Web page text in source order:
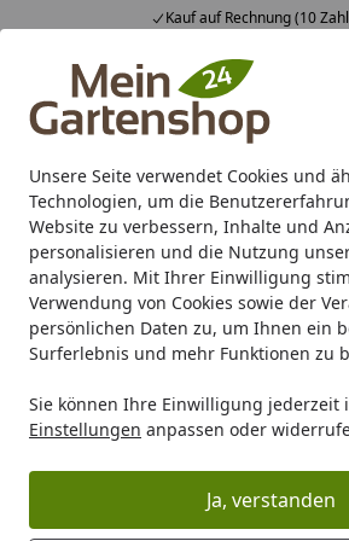
Unsere Seite verwendet Cookies und
Technologien, um die
Website zu verbessern, Inhalte und
personalisieren und die Nutzung
analysieren. Mit Ihrer Einwilligung
Verwendung von Cookies sowie der
persönlichen Daten zu, um Ihnen ein
Surferlebnis und mehr Funktionen zu
Sie können Ihre Einwilligung jederzeit
Einstellungen anpassen oder
Ja, verstanden
Fachberatung &
Alle Produkte
Mein Konto
Suchen
Karibu Pools inkl. gratis
Starterset (Gesamtwert
Startseite
Freizeit Blumentöpfe &
Blumentöpfe &
Wählen Sie Ihre
Blumenkübel & Pflanzgefäße für Blumenkübel & Pflanzgefäße für außen